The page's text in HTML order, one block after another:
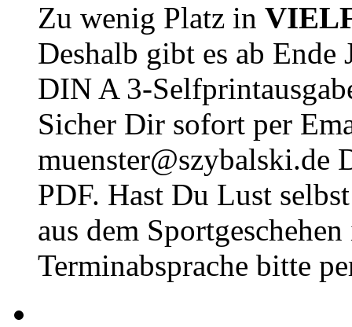
Zu wenig Platz in
Deshalb gibt es ab Ende
DIN A 3-
Sicher Dir sofort per
muenster@szybalski.de
PDF. Hast Du Lust
aus dem
Terminabsprache bitte